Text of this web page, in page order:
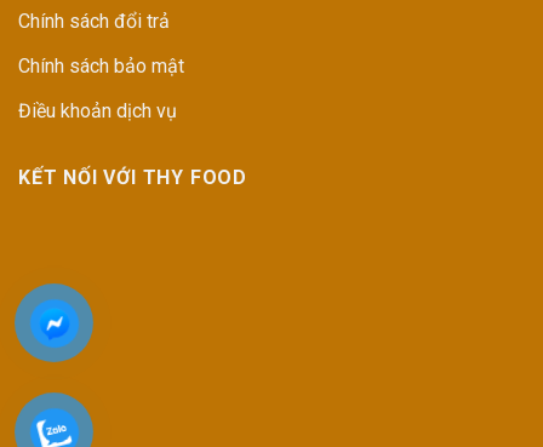
Chính sách đổi trả
Chính sách bảo mật
Điều khoản dịch vụ
KẾT NỐI VỚI THY FOOD